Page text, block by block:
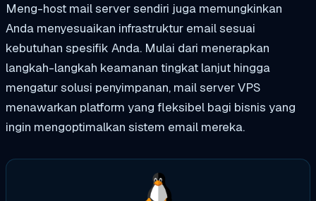
Meng-host mail server sendiri juga memungkinkan
Anda menyesuaikan infrastruktur email sesuai
kebutuhan spesifik Anda. Mulai dari menerapkan
langkah-langkah keamanan tingkat lanjut hingga
mengatur solusi penyimpanan, mail server VPS
menawarkan platform yang fleksibel bagi bisnis yang
ingin mengoptimalkan sistem email mereka.